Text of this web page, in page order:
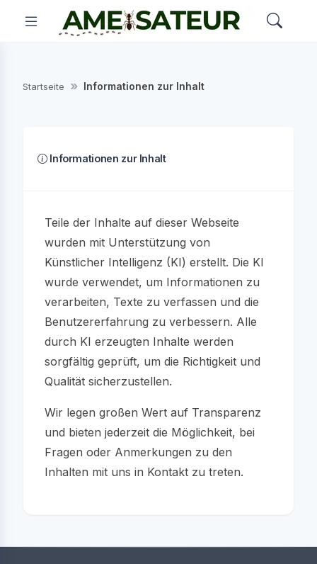
Startseite Informationen zur Inhalt
Informationen zur Inhalt
Teile der Inhalte auf dieser Webseite
wurden mit Unterstützung von
Künstlicher Intelligenz (KI) erstellt. Die KI
wurde verwendet, um Informationen zu
verarbeiten, Texte zu verfassen und die
Benutzererfahrung zu verbessern. Alle
durch KI erzeugten Inhalte werden
sorgfältig geprüft, um die Richtigkeit und
Qualität sicherzustellen.
Wir legen großen Wert auf Transparenz
und bieten jederzeit die Möglichkeit, bei
Fragen oder Anmerkungen zu den
Inhalten mit uns in Kontakt zu treten.